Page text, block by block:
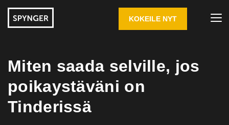
KOKEILE NYT
Miten saada selville, jos
poikaystäväni on
Tinderissä